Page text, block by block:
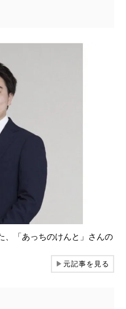
、「あっちのけんと」さんの
▶元記事を見る